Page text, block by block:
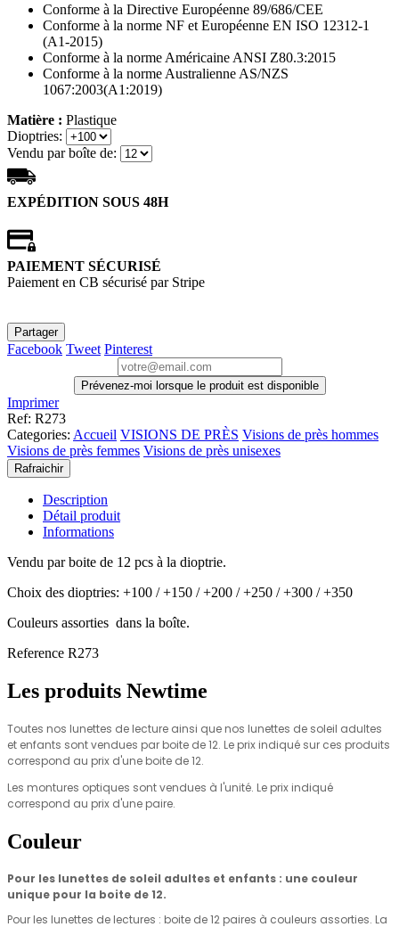
Conforme à la Directive Européenne 89/686/CEE
Conforme à la norme NF et Européenne EN ISO 12312-1
(A1-2015)
Conforme à la norme Américaine ANSI Z80.3:2015
Conforme à la norme Australienne AS/NZS
1067:2003(A1:2019)
Matière : Plastique
Dioptries:
Vendu par boîte de:
EXPÉDITION SOUS 48H
PAIEMENT SÉCURISÉ
Paiement en CB sécurisé par Stripe
Partager
Facebook Tweet Pinterest
Prévenez-moi lorsque le produit est disponible
Imprimer
Ref: R273
Categories: Accueil VISIONS DE PRÈS Visions de près hommes
Visions de près femmes Visions de près unisexes
Description
Détail produit
Informations
Vendu par boite de 12 pcs à la dioptrie.
Choix des dioptries: +100 / +150 / +200 / +250 / +300 / +350
Couleurs assorties dans la boîte.
Reference R273
Les produits Newtime
Toutes nos lunettes de lecture ainsi que nos lunettes de soleil adultes
et enfants sont vendues par boite de 12. Le prix indiqué sur ces produits
correspond au prix d'une boite de 12.
Les montures optiques sont vendues à l'unité. Le prix indiqué
correspond au prix d'une paire.
Couleur
Pour les lunettes de soleil adultes et enfants : une couleur
unique pour la boite de 12.
Pour les lunettes de lectures : boite de 12 paires à couleurs assorties. La